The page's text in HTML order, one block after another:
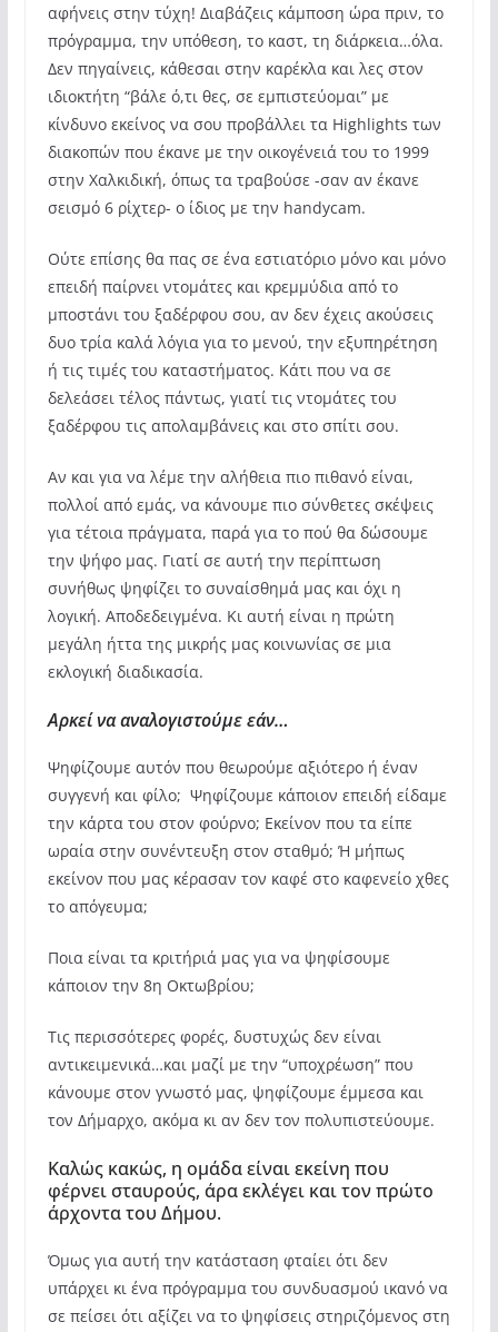
αφήνεις στην τύχη! Διαβάζεις κάμποση ώρα πριν, το
πρόγραμμα, την υπόθεση, το καστ, τη διάρκεια…όλα.
Δεν πηγαίνεις, κάθεσαι στην καρέκλα και λες στον
ιδιοκτήτη “βάλε ό,τι θες, σε εμπιστεύομαι” με
κίνδυνο εκείνος να σου προβάλλει τα Highlights των
διακοπών που έκανε με την οικογένειά του το 1999
στην Χαλκιδική, όπως τα τραβούσε -σαν αν έκανε
σεισμό 6 ρίχτερ- ο ίδιος με την handycam.
Ούτε επίσης θα πας σε ένα εστιατόριο μόνο και μόνο
επειδή παίρνει ντομάτες και κρεμμύδια από το
μποστάνι του ξαδέρφου σου, αν δεν έχεις ακούσεις
δυο τρία καλά λόγια για το μενού, την εξυπηρέτηση
ή τις τιμές του καταστήματος. Κάτι που να σε
δελεάσει τέλος πάντως, γιατί τις ντομάτες του
ξαδέρφου τις απολαμβάνεις και στο σπίτι σου.
Αν και για να λέμε την αλήθεια πιο πιθανό είναι,
πολλοί από εμάς, να κάνουμε πιο σύνθετες σκέψεις
για τέτοια πράγματα, παρά για το πού θα δώσουμε
την ψήφο μας. Γιατί σε αυτή την περίπτωση
συνήθως ψηφίζει το συναίσθημά μας και όχι η
λογική. Αποδεδειγμένα. Κι αυτή είναι η πρώτη
μεγάλη ήττα της μικρής μας κοινωνίας σε μια
εκλογική διαδικασία.
Αρκεί να αναλογιστούμε εάν…
Ψηφίζουμε αυτόν που θεωρούμε αξιότερο ή έναν
συγγενή και φίλο; Ψηφίζουμε κάποιον επειδή είδαμε
την κάρτα του στον φούρνο; Εκείνον που τα είπε
ωραία στην συνέντευξη στον σταθμό; Ή μήπως
εκείνον που μας κέρασαν τον καφέ στο καφενείο χθες
το απόγευμα;
Ποια είναι τα κριτήριά μας για να ψηφίσουμε
κάποιον την 8η Οκτωβρίου;
Τις περισσότερες φορές, δυστυχώς δεν είναι
αντικειμενικά…και μαζί με την “υποχρέωση” που
κάνουμε στον γνωστό μας, ψηφίζουμε έμμεσα και
τον Δήμαρχο, ακόμα κι αν δεν τον πολυπιστεύουμε.
Καλώς κακώς, η ομάδα είναι εκείνη που
φέρνει σταυρούς, άρα εκλέγει και τον πρώτο
άρχοντα του Δήμου.
Όμως για αυτή την κατάσταση φταίει ότι δεν
υπάρχει κι ένα πρόγραμμα του συνδυασμού ικανό να
σε πείσει ότι αξίζει να το ψηφίσεις στηριζόμενος στη